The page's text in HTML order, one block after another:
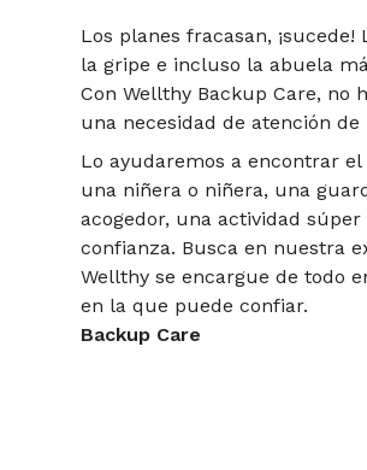
Los planes fracasan,
la gripe e incluso la abuela
Con Wellthy Backup Care, no
una necesidad de atención de
Lo ayudaremos a encontrar
una niñera o niñera, una
acogedor, una actividad
confianza. Busca en nuestra
Wellthy se encargue de todo
en la que puede confiar.
Backup Care